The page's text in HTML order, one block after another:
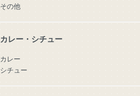
その他
カレー・シチュー
カレー
シチュー